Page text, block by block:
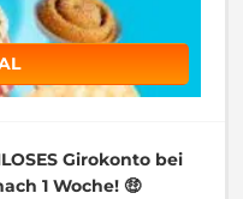
Girokonto bei
1 Woche! 🤑